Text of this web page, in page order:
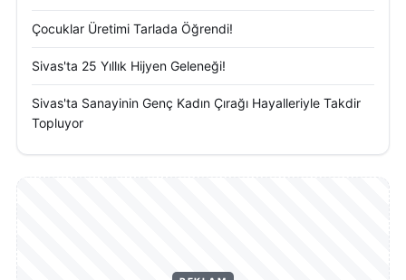
Çocuklar Üretimi Tarlada Öğrendi!
Sivas'ta 25 Yıllık Hijyen Geleneği!
Sivas'ta Sanayinin Genç Kadın Çırağı Hayalleriyle Takdir
Topluyor